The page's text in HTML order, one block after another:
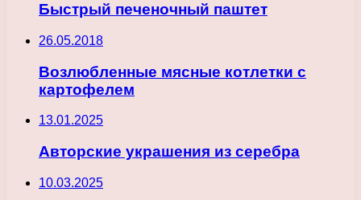
Быстрый печеночный паштет
26.05.2018
Возлюбленные мясные котлетки с
картофелем
13.01.2025
Авторские украшения из серебра
10.03.2025